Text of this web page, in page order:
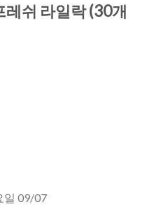
레쉬 라일락 (30개
일 09/07